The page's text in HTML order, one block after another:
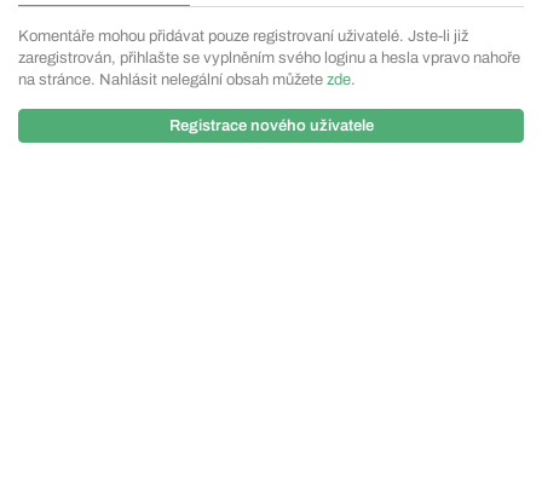
Komentáře mohou přidávat pouze registrovaní uživatelé. Jste-li již
zaregistrován, přihlašte se vyplněním svého loginu a hesla vpravo nahoře
na stránce. Nahlásit nelegální obsah můžete zde.
Registrace nového uživatele